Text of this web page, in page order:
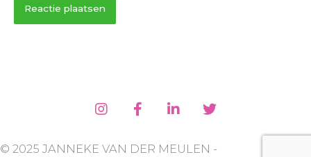
© 2025 JANNEKE VAN DER MEULEN -